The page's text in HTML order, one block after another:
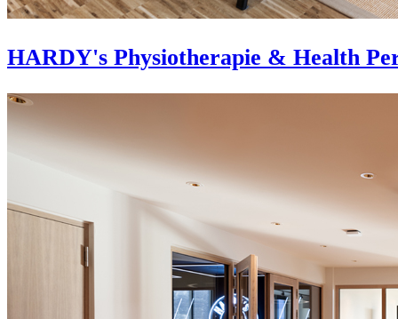
HARDY's Physiotherapie & Health